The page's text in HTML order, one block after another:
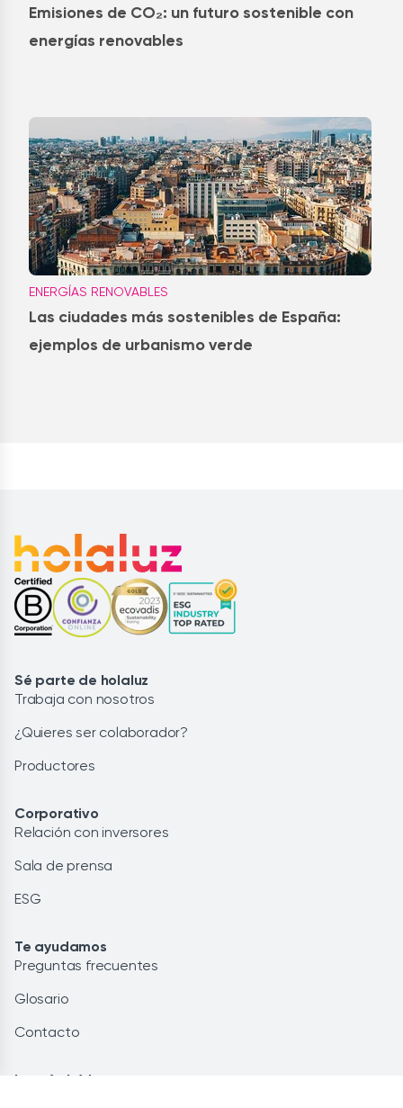
Emisiones de CO₂: un futuro sostenible con
energías renovables
ENERGÍAS RENOVABLES
Las ciudades más sostenibles de España:
ejemplos de urbanismo verde
Sé parte de holaluz
Trabaja con nosotros
¿Quieres ser colaborador?
Productores
Corporativo
Relación con inversores
Sala de prensa
ESG
Te ayudamos
Preguntas frecuentes
Glosario
Contacto
Lo más leído